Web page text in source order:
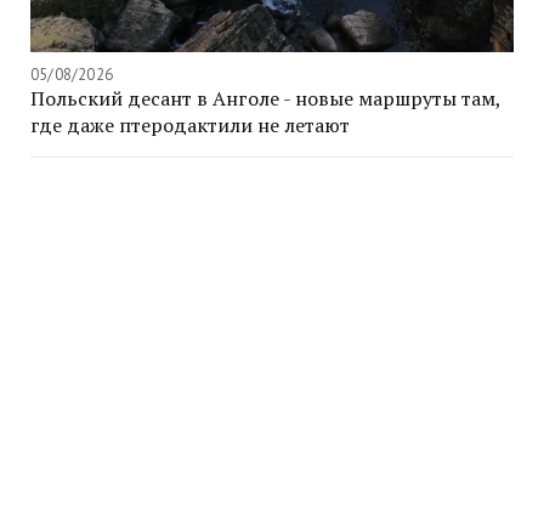
05/08/2026
Польский десант в Анголе - новые маршруты там,
где даже птеродактили не летают